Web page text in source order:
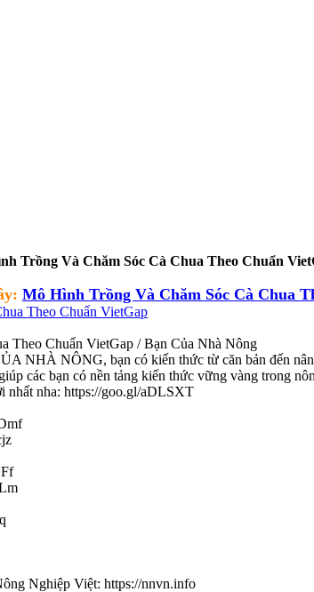
Trồng Và Chăm Sóc Cà Chua Theo Chuẩn
Mô Hình Trồng Và Chăm Sóc Cà Chua
Theo Chuẩn VietGap / Bạn Của Nhà Nông
NHÀ NÔNG, bạn có kiến thức từ căn bản đến
các bạn có nền tảng kiến thức vững vàng trong
nhất nha: https://goo.gl/aDLSXT
Nghiệp Việt: https://nnvn.info